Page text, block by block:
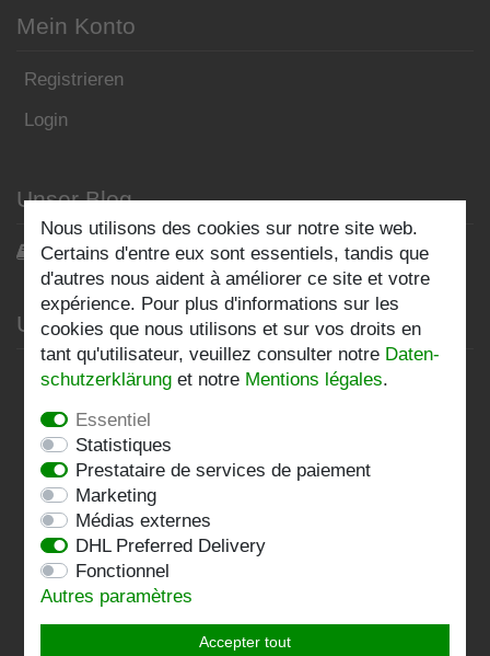
Mein Konto
Registrieren
Login
Unser Blog
Blog
Unternehmen
Datenschutzerklärung
AGB
Impressum
Kontakt
Folgen Sie uns:
Nous utilisons des cookies sur notre site web.
Certains d'entre eux sont essentiels, tandis que
d'autres nous aident à améliorer ce site et votre
expérience. Pour plus d'informations sur les
cookies que nous utilisons et sur vos droits en
tant qu'utilisateur, veuillez consulter notre Daten­
schutz­erklärung et notre Mentions légales.
Essentiel
Statistiques
Prestataire de services de paiement
Marketing
Médias externes
DHL Preferred Delivery
Fonctionnel
Autres paramètres
Accepter tout